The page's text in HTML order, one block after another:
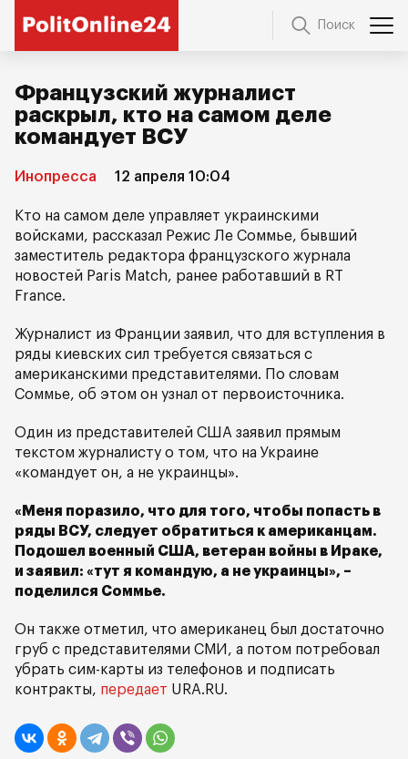
Поиск
Французский журналист
раскрыл, кто на самом деле
командует ВСУ
Инопресса 12 апреля 10:04
Кто на самом деле управляет украинскими
войсками, рассказал Режиc Ле Соммье, бывший
заместитель редактора французского журнала
новостей Paris Match, ранее работавший в RT
France.
Журналист из Франции заявил, что для вступления в
ряды киевских сил требуется связаться с
американскими представителями. По словам
Соммье, об этом он узнал от первоисточника.
Один из представителей США заявил прямым
текстом журналисту о том, что на Украине
«командует он, а не украинцы».
«Меня поразило, что для того, чтобы попасть в
ряды ВСУ, следует обратиться к американцам.
Подошел военный США, ветеран войны в Ираке,
и заявил: «тут я командую, а не украинцы», –
поделился Соммье.
Он также отметил, что американец был достаточно
груб с представителями СМИ, а потом потребовал
убрать сим-карты из телефонов и подписать
контракты, передает URA.RU.